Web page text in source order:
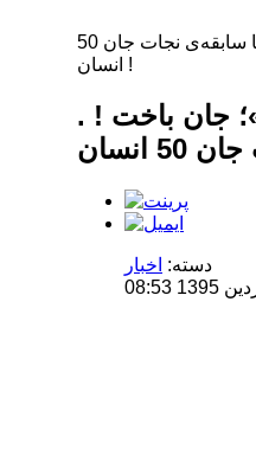
نخستین سگِ انجام «عملیات راپل» و فرود در «منطقه کوهستانی»؛ جان‌ باخت ! . . . با سابقه‌ی نجات جان 50
انسان !
جان‌ باخت ! .
دسته: اخبار